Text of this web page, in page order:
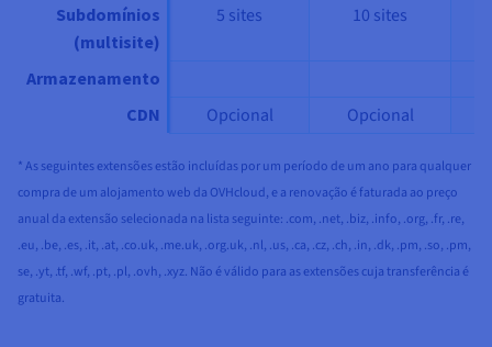
Subdomínios
(multisite)
5 sites 10 sites
Armazenamento
CDN
Opcional Opcional
* As seguintes extensões estão incluídas por um período de um ano para qualquer
compra de um alojamento web da OVHcloud, e a renovação é faturada ao preço
anual da extensão selecionada na lista seguinte: .com, .net, .biz, .info, .org, .fr, .re,
.eu, .be, .es, .it, .at, .co.uk, .me.uk, .org.uk, .nl, .us, .ca, .cz, .ch, .in, .dk, .pm, .so, .pm,
se, .yt, .tf, .wf, .pt, .pl, .ovh, .xyz. Não é válido para as extensões cuja transferência é
gratuita.